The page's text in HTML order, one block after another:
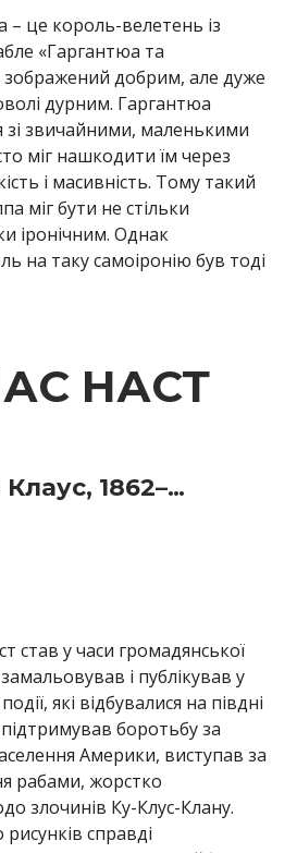
– це король-велетень із
«Гаргантюа та
зображений добрим, але дуже
дурним. Гаргантюа
зі звичайними, маленькими
міг нашкодити їм через
і масивність. Тому такий
міг бути не стільки
іронічним. Однак
на таку самоіронію був тоді
НАСТ
1862–…
став у часи громадянської
і публікував у
які відбувалися на півдні
боротьбу за
Америки, виступав за
рабами, жорстко
злочинів Ку-Клус-Клану.
справді